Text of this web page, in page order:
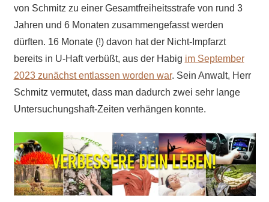
von Schmitz zu einer Gesamtfreiheitsstrafe von rund 3
Jahren und 6 Monaten zusammengefasst werden
dürften. 16 Monate (!) davon hat der Nicht-Impfarzt
bereits in U-Haft verbüßt, aus der Habig im September
2023 zunächst entlassen worden war. Sein Anwalt, Herr
Schmitz vermutet, dass man dadurch zwei sehr lange
Untersuchungshaft-Zeiten verhängen konnte.